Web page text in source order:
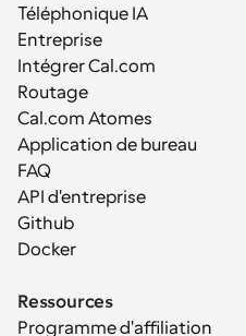
Téléphonique IA
Entreprise
Intégrer Cal.com
Routage
Cal.com Atomes
Application de bureau
FAQ
API d'entreprise
Github
Docker
Ressources
Programme d'affiliation